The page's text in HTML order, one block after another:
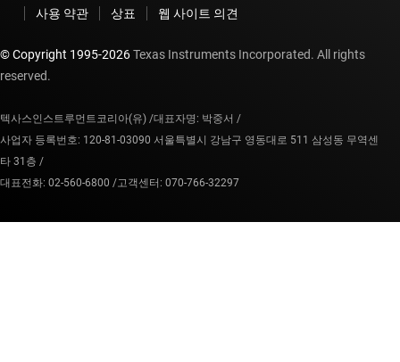
사용 약관
상표 웹 사이트 의견
© Copyright 1995-2026Texas Instruments Incorporated. All rights
reserved.
텍사스인스트루먼트코리아(유) /대표자명: 박중서 /
사업자 등록번호: 120-81-03090 서울특별시 강남구 영동대로 511 삼성동 무역센
타 31층 /
대표전화: 02-560-6800 /고객센터: 070-766-32297